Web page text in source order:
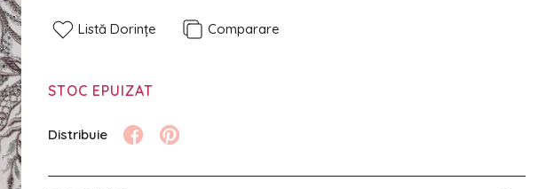
Listă Dorințe Comparare
STOC EPUIZAT